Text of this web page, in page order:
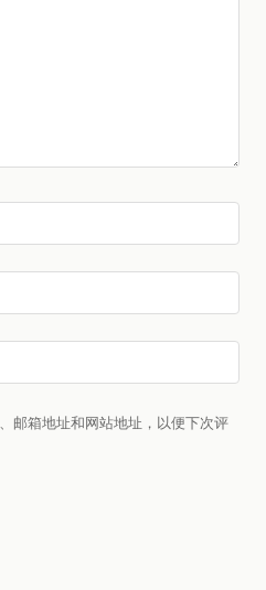
邮箱地址和网站地址，以便下次评